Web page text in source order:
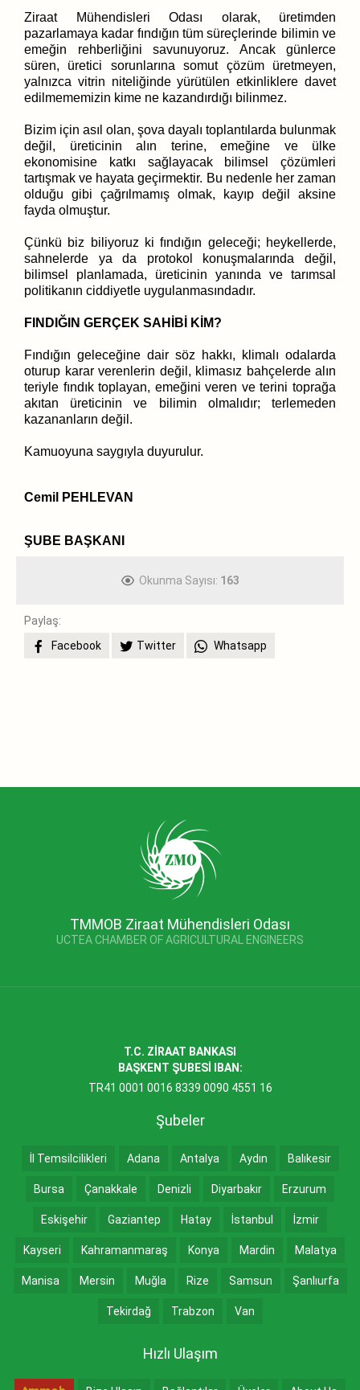
Ziraat Mühendisleri Odası olarak, üretimden
pazarlamaya kadar fındığın tüm süreçlerinde bilimin ve
emeğin rehberliğini savunuyoruz. Ancak günlerce
süren, üretici sorunlarına somut çözüm üretmeyen,
yalnızca vitrin niteliğinde yürütülen etkinliklere davet
edilmememizin kime ne kazandırdığı bilinmez.
Bizim için asıl olan, şova dayalı toplantılarda bulunmak
değil, üreticinin alın terine, emeğine ve ülke
ekonomisine katkı sağlayacak bilimsel çözümleri
tartışmak ve hayata geçirmektir. Bu nedenle her zaman
olduğu gibi çağrılmamış olmak, kayıp değil aksine
fayda olmuştur.
Çünkü biz biliyoruz ki fındığın geleceği; heykellerde,
sahnelerde ya da protokol konuşmalarında değil,
bilimsel planlamada, üreticinin yanında ve tarımsal
politikanın ciddiyetle uygulanmasındadır.
FINDIĞIN GERÇEK SAHİBİ KİM?
Fındığın geleceğine dair söz hakkı, klimalı odalarda
oturup karar verenlerin değil, klimasız bahçelerde alın
teriyle fındık toplayan, emeğini veren ve terini toprağa
akıtan üreticinin ve bilimin olmalıdır; terlemeden
kazananların değil.
Kamuoyuna saygıyla duyurulur.
Cemil PEHLEVAN
ŞUBE BAŞKANI
Okunma Sayısı: 163
Paylaş:
Facebook
Twitter Whatsapp
TMMOB Ziraat Mühendisleri Odası
UCTEA CHAMBER OF AGRICULTURAL ENGINEERS
T.C. ZİRAAT BANKASI
BAŞKENT ŞUBESİ IBAN:
TR41 0001 0016 8339 0090 4551 16
Şubeler
İl Temsilcilikleri Adana Antalya Aydın Balıkesir
Bursa Çanakkale Denizli Diyarbakır Erzurum
Eskişehir Gaziantep Hatay İstanbul İzmir
Kayseri Kahramanmaraş Konya Mardin Malatya
Manisa Mersin Muğla Rize Samsun Şanlıurfa
Tekirdağ Trabzon Van
Hızlı Ulaşım